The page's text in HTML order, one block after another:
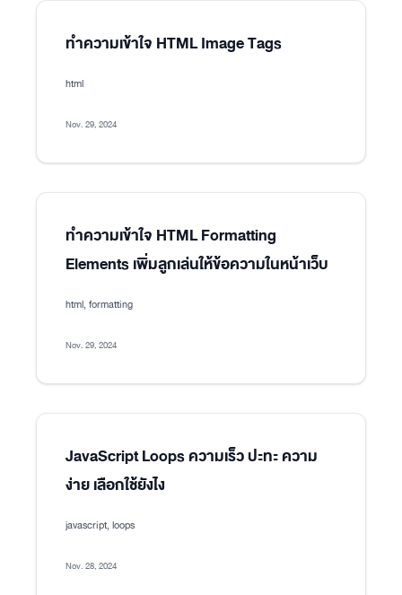
ทำความเข้าใจ HTML Image Tags
html
Nov. 29, 2024
ทำความเข้าใจ HTML Formatting
Elements เพิ่มลูกเล่นให้ข้อความในหน้าเว็บ
html, formatting
Nov. 29, 2024
JavaScript Loops ความเร็ว ปะทะ ความ
ง่าย เลือกใช้ยังไง
javascript, loops
Nov. 28, 2024